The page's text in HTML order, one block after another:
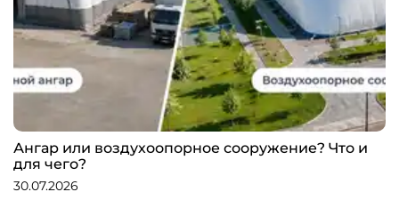
Ангар или воздухоопорное сооружение? Что и
для чего?
30.07.2026